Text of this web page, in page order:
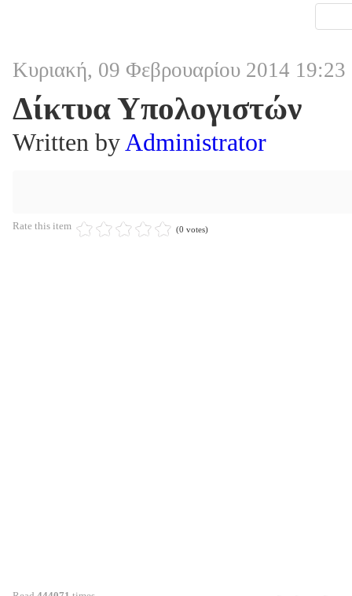
Κυριακή, 09 Φεβρουαρίου 2014 19:23
Δίκτυα Υπολογιστών
Written byAdministrator
Rate this item (0 votes)